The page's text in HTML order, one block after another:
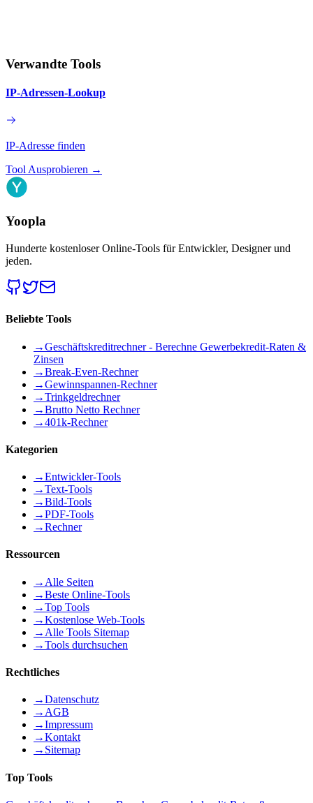
Verwandte Tools
IP-Adressen-Lookup
IP-Adresse finden
Tool Ausprobieren →
Yoopla
Hunderte kostenloser Online-Tools für Entwickler, Designer und
jeden.
Beliebte Tools
→Geschäftskreditrechner - Berechne Gewerbekredit-Raten &
Zinsen
→Break-Even-Rechner
→Gewinnspannen-Rechner
→Trinkgeldrechner
→Brutto Netto Rechner
→401k-Rechner
Kategorien
→Entwickler-Tools
→Text-Tools
→Bild-Tools
→PDF-Tools
→Rechner
Ressourcen
→ Alle Seiten
→Beste Online-Tools
→Top Tools
→Kostenlose Web-Tools
→ Alle Tools Sitemap
→Tools durchsuchen
Rechtliches
→Datenschutz
→ AGB
→Impressum
→Kontakt
→ Sitemap
Top Tools